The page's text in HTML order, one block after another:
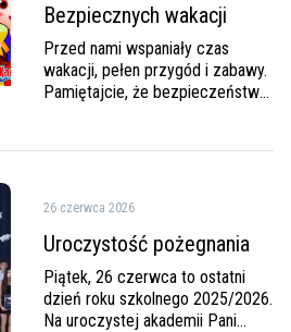
Bezpiecznych wakacji
Przed nami wspaniały czas
wakacji, pełen przygód i zabawy.
Pamiętajcie, że bezpieczeństwo
pozwoli Wam…
26 czerwca 2026
Uroczystość pożegnania
Piątek, 26 czerwca to ostatni
dzień roku szkolnego 2025/2026.
Na uroczystej akademii Pani